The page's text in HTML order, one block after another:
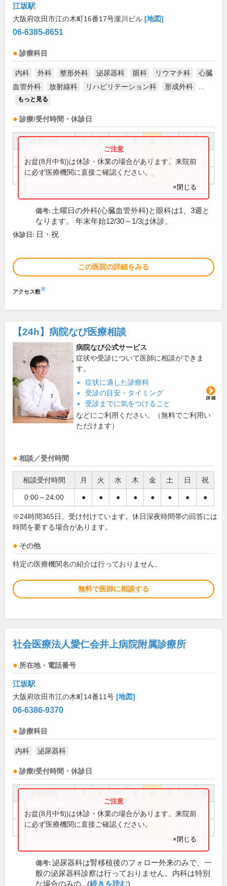
江坂駅
大阪府吹田市江の木町16番17号瀧川ビル [地図]
06-6385-8651
診療科目
内科 外科 整形外科 泌尿器科 眼科 リウマチ科
心臓
血管外科
放射線科 リハビリテーション科 形成外科
もっと見る
診療/受付時間・休診日
祝
9:00～12:00 ● ● ● ● ●
14:00～17:00 ● ● ● ●
お盆(8月中旬)は休診・休業の場合があります。来院前
に必ず医療機関に直接ご確認ください。
×閉じる
備考: 土曜日の外科(心臓血管外科)と眼科は1、3週と
なります。 年末年始12/30～1/3は休診。
休診日: 日・祝
この医院の詳細をみる
アクセス数※
【24h】 病院なび医療相談
病院なび公式サービス
症状や受診について医師に相談ができま
す。
症状に適した診療科
受診の目安・タイミング
受診までに気をつけること
などにご利用ください。（無料でご利用い
ただけます）
相談／受付時間
相談受付時間 月 火 水 木 金 土 日 祝
0:00～24:00 ● ● ● ● ● ● ● ●
※24時間365日、受け付けています。休日深夜時間帯の回答には
時間を要する場合があります。
その他
特定の医療機関名の紹介は行っておりません。
無料で医師に相談する
社会医療法人愛仁会井上病院附属診療所
所在地・電話番号
江坂駅
大阪府吹田市江の木町14番11号 [地図]
06-6386-9370
診療科目
内科 泌尿器科
診療/受付時間・休診日
祝
9:00～12:00 ● ● ● ●
14:00～17:00 ●
お盆(8月中旬)は休診・休業の場合があります。来院前
に必ず医療機関に直接ご確認ください。
×閉じる
備考: 泌尿器科は腎移植後のフォロー外来のみで、一
般の泌尿器科診察は行っておりません。内科は特別
な場合のみの...(続きを読む)